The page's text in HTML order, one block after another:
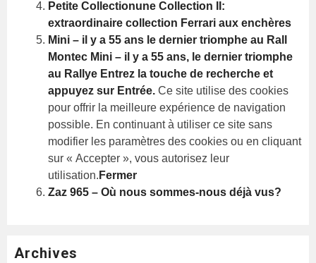
Petite Collectionune Collection II:
extraordinaire collection Ferrari aux enchères
Mini – il y a 55 ans le dernier triomphe au Rall
Montec Mini – il y a 55 ans, le dernier triomphe
au Rallye Entrez la touche de recherche et
appuyez sur Entrée. Ce site utilise des cookies
pour offrir la meilleure expérience de navigation
possible. En continuant à utiliser ce site sans
modifier les paramètres des cookies ou en cliquant
sur « Accepter », vous autorisez leur
utilisation. Fermer
Zaz 965 – Où nous sommes-nous déjà vus?
Archives